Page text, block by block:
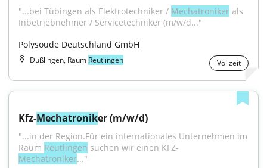
"...bei Tübingen als Elektrotechniker / Mechatroniker als
Inbetriebnehmer / Servicetechniker (m/w/d..."
Polysoude Deutschland GmbH
Dußlingen, Raum Reutlingen Vollzeit
Kfz-Mechatroniker (m/w/d)
"...in der Region.Für ein internationales Unternehmen im
Raum Reutlingen
Mechatroniker..."